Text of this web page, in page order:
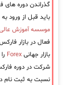
گذراندن دوره
باید قبل از ورود
موسسه آموزش
فعال در بازار
بازار جهانی Forex
شرکت در دوره
نسبت به ثبت نام